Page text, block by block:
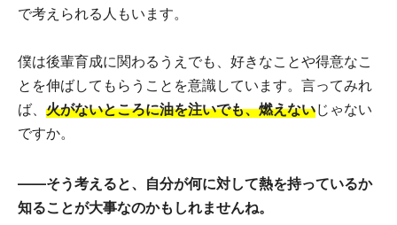
で考えられる人もいます。
僕は後輩育成に関わるうえでも、好きなことや得意なこ
とを伸ばしてもらうことを意識しています。言ってみれ
ば、 火がないところに油を注いでも、燃えないじゃない
ですか。
――そう考えると、自分が何に対して熱を持っているか
知ることが大事なのかもしれませんね。